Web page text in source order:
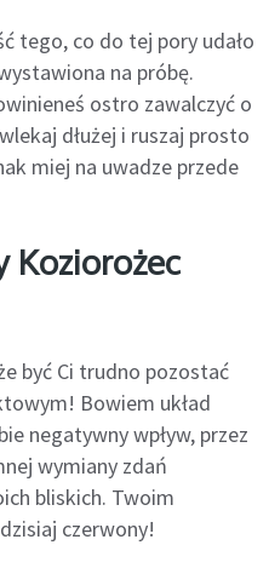
tego, co do tej pory udało
na próbę.
ostro zawalczyć o
dłużej i ruszaj prosto
miej na uwadze przede
Koziorożec
być Ci trudno pozostać
Bowiem układ
negatywny wpływ, przez
wymiany zdań
bliskich. Twoim
czerwony!